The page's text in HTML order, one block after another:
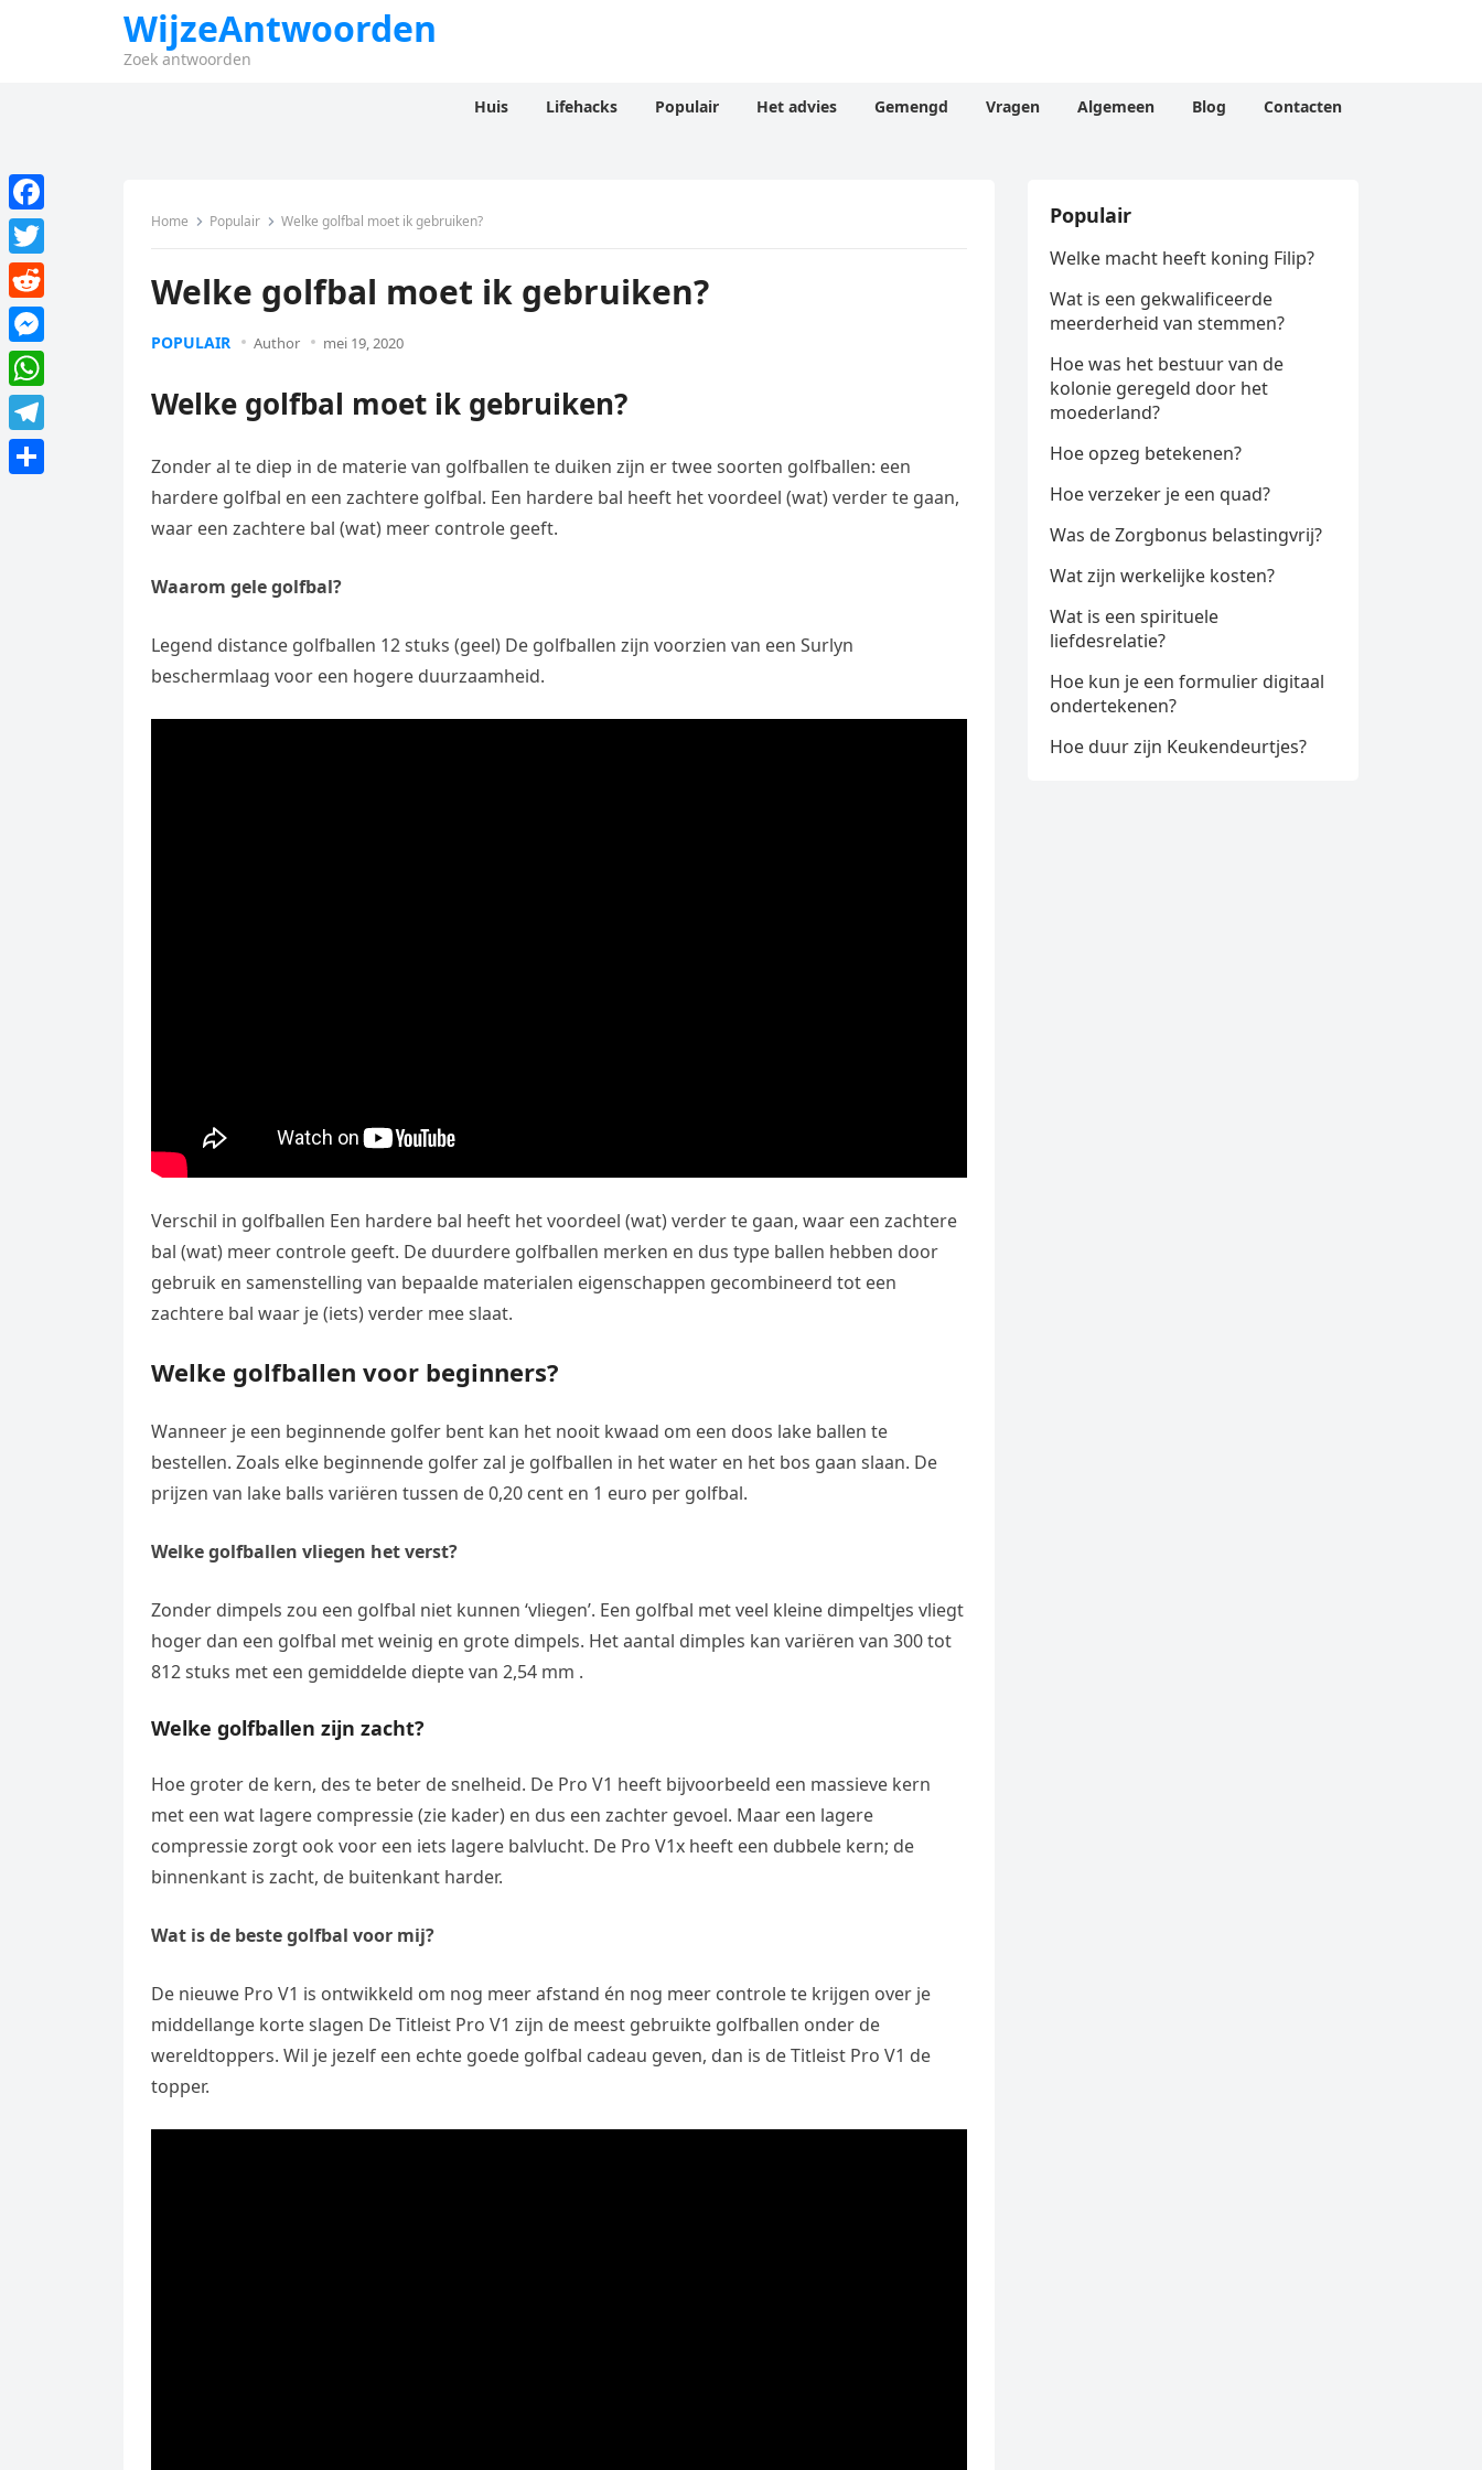
WijzeAntwoorden
Zoek antwoorden
Huis Lifehacks Populair Het advies Gemengd Vragen Algemeen Blog Contacten
Home Populair Welke golfbal moet ik gebruiken?
Welke golfbal moet ik gebruiken?
POPULAIR Author mei 19, 2020
Welke golfbal moet ik gebruiken?
Zonder al te diep in de materie van golfballen te duiken zijn er twee soorten golfballen: een
hardere golfbal en een zachtere golfbal. Een hardere bal heeft het voordeel (wat) verder te gaan,
waar een zachtere bal (wat) meer controle geeft.
Waarom gele golfbal?
Legend distance golfballen 12 stuks (geel) De golfballen zijn voorzien van een Surlyn
beschermlaag voor een hogere duurzaamheid.
Verschil in golfballen Een hardere bal heeft het voordeel (wat) verder te gaan, waar een zachtere
bal (wat) meer controle geeft. De duurdere golfballen merken en dus type ballen hebben door
gebruik en samenstelling van bepaalde materialen eigenschappen gecombineerd tot een
zachtere bal waar je (iets) verder mee slaat.
Welke golfballen voor beginners?
Wanneer je een beginnende golfer bent kan het nooit kwaad om een doos lake ballen te
bestellen. Zoals elke beginnende golfer zal je golfballen in het water en het bos gaan slaan. De
prijzen van lake balls variëren tussen de 0,20 cent en 1 euro per golfbal.
Welke golfballen vliegen het verst?
Zonder dimpels zou een golfbal niet kunnen ‘vliegen’. Een golfbal met veel kleine dimpeltjes vliegt
hoger dan een golfbal met weinig en grote dimpels. Het aantal dimples kan variëren van 300 tot
812 stuks met een gemiddelde diepte van 2,54 mm .
Welke golfballen zijn zacht?
Hoe groter de kern, des te beter de snelheid. De Pro V1 heeft bijvoorbeeld een massieve kern
met een wat lagere compressie (zie kader) en dus een zachter gevoel. Maar een lagere
compressie zorgt ook voor een iets lagere balvlucht. De Pro V1x heeft een dubbele kern; de
binnenkant is zacht, de buitenkant harder.
Wat is de beste golfbal voor mij?
De nieuwe Pro V1 is ontwikkeld om nog meer afstand én nog meer controle te krijgen over je
middellange korte slagen De Titleist Pro V1 zijn de meest gebruikte golfballen onder de
wereldtoppers. Wil je jezelf een echte goede golfbal cadeau geven, dan is de Titleist Pro V1 de
topper.
Populair
Welke macht heeft koning Filip?
Wat is een gekwalificeerde
meerderheid van stemmen?
Hoe was het bestuur van de
kolonie geregeld door het
moederland?
Hoe opzeg betekenen?
Hoe verzeker je een quad?
Was de Zorgbonus belastingvrij?
Wat zijn werkelijke kosten?
Wat is een spirituele
liefdesrelatie?
Hoe kun je een formulier digitaal
ondertekenen?
Hoe duur zijn Keukendeurtjes?
F
a
c
e
b
o
o
k
T
w
i
t
t
e
R
e
d
d
M
e
s
s
W
h
a
T